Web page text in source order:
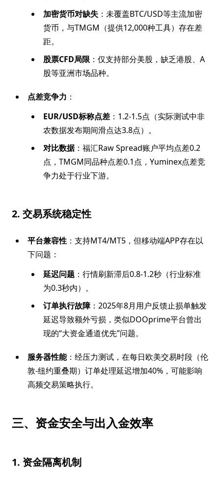
加密货币对缺失 ：未覆盖BTC/USD等主流加密
货币，与TMGM（提供12,000种工具）存在差
距。
股票CFD局限 ：仅支持部分美股，缺乏港股、A
股等亚洲市场品种。
点差竞争力 ：
EUR/USD标称点差 ：1.2-1.5点（实际测试中非
农数据发布期间滑点达3.8点）。
对比数据：福汇Raw Spread账户平均点差0.2
点，TMGM同品种点差0.1点，Yuminex点差竞
争力处于行业下游。
2. 交易系统稳定性
平台兼容性 ：支持MT4/MT5，但移动端APP存在以
下问题：
延迟问题 ：行情刷新滞后0.8-1.2秒（行业标准
为0.3秒内）。
订单执行故障：2025年8月用户反馈止损单触发
延迟导致额外亏损，类似DOOprime平台曾出
现的“大资金通道优先”问题。
服务器性能：经压力测试，在每日欧美交易时段（伦
敦-纽约重叠期）订单处理延迟增加40%，可能影响
高频交易策略执行。
三、资金安全与出入金效率
1. 资金隔离机制